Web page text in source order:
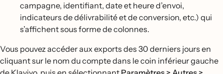
campagne, identifiant, date et heure d’envoi,
indicateurs de délivrabilité et de conversion, etc.) qui
s’affichent sous forme de colonnes.
Vous pouvez accéder aux exports des 30 derniers jours en
cliquant sur le nom du compte dans le coin inférieur gauche